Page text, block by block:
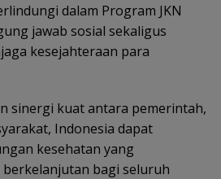
dalam Program JKN
jawab sosial sekaligus
kesejahteraan para
sinergi kuat antara pemerintah,
Indonesia dapat
kesehatan yang
berkelanjutan bagi seluruh